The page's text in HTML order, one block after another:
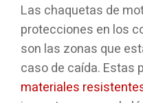
Las chaquetas de
protecciones en los
son las zonas que
caso de caída. Estas
materiales